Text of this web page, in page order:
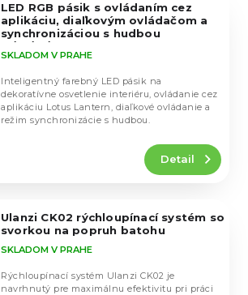
LED RGB pásik s ovládaním cez
aplikáciu, diaľkovým ovládačom a
synchronizáciou s hudbou
(5/10/15/25m)
SKLADOM V PRAHE
Detail
Inteligentný farebný LED pásik na
dekoratívne osvetlenie interiéru, ovládanie cez
aplikáciu Lotus Lantern, diaľkové ovládanie a
režim synchronizácie s hudbou.
Ulanzi CK02 rýchloupínací systém so
svorkou na popruh batohu
SKLADOM V PRAHE
Rýchloupínací systém Ulanzi CK02 je
navrhnutý pre maximálnu efektivitu pri práci